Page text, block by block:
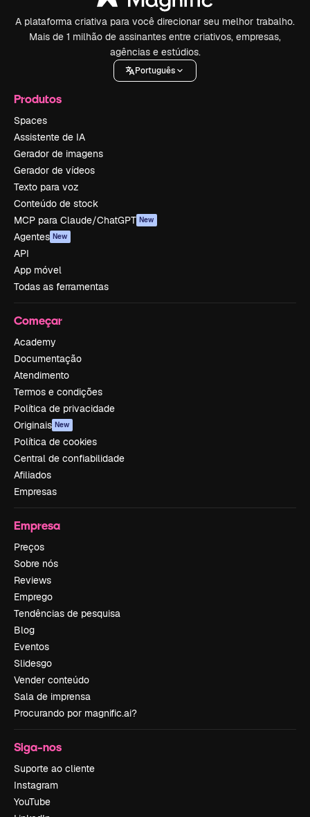
A plataforma criativa para você direcionar seu melhor trabalho.
Mais de 1 milhão de assinantes entre criativos, empresas,
agências e estúdios.
Português
Produtos
Spaces
Assistente de IA
Gerador de imagens
Gerador de vídeos
Texto para voz
Conteúdo de stock
MCP para Claude/ChatGPT New
Agentes New
API
App móvel
Todas as ferramentas
Começar
Academy
Documentação
Atendimento
Termos e condições
Política de privacidade
Originais New
Política de cookies
Central de confiabilidade
Afiliados
Empresas
Empresa
Preços
Sobre nós
Reviews
Emprego
Tendências de pesquisa
Blog
Eventos
Slidesgo
Vender conteúdo
Sala de imprensa
Procurando por magnific.ai?
Siga-nos
Suporte ao cliente
Instagram
YouTube